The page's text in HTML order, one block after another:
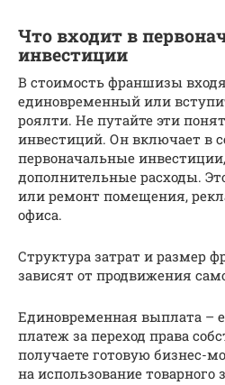
Что входит в
инвестиции
В стоимость франшизы
единовременный или
роялти. Не путайте эти
инвестиций. Он включает в
первоначальные
дополнительные расходы.
или ремонт помещения,
офиса.
Структура затрат и размер
зависят от продвижения
Единовременная выплата –
платеж за переход права
получаете готовую бизнес-
на использование товарного